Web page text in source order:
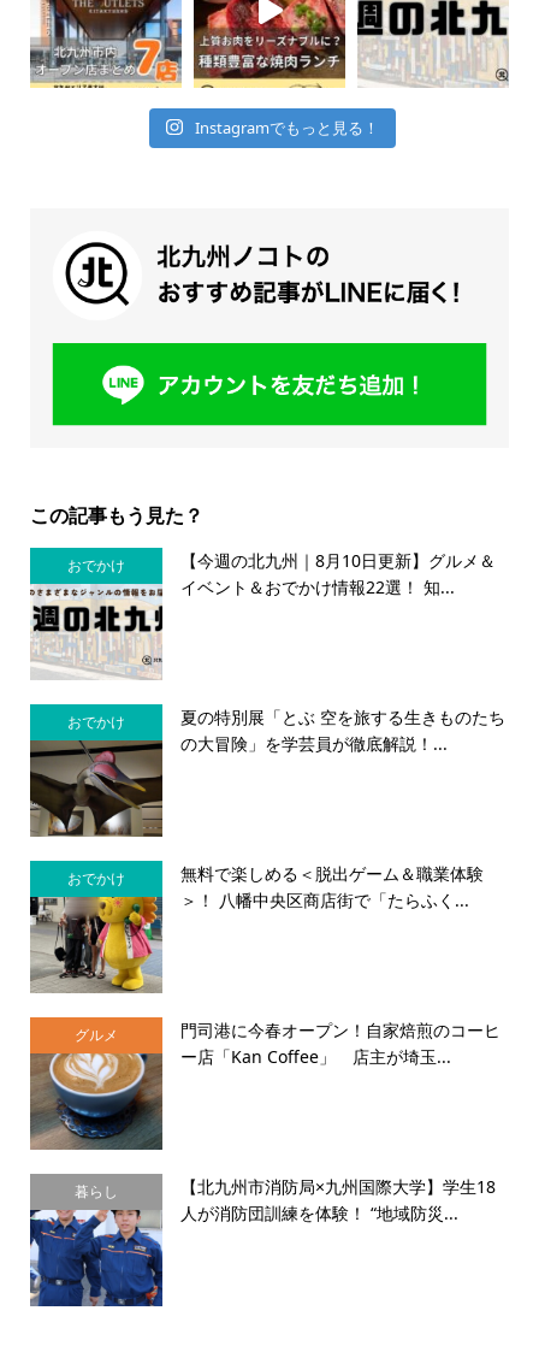
Instagramでもっと見る！
この記事もう見た？
おでかけ
【今週の北九州｜8月10日更新】グルメ＆
イベント＆おでかけ情報22選！ 知...
おでかけ
夏の特別展「とぶ 空を旅する生きものたち
の大冒険」を学芸員が徹底解説！...
おでかけ
無料で楽しめる＜脱出ゲーム＆職業体験
＞！ 八幡中央区商店街で「たらふく...
グルメ
門司港に今春オープン！自家焙煎のコーヒ
ー店「Kan Coffee」 店主が埼玉...
暮らし
【北九州市消防局×九州国際大学】学生18
人が消防団訓練を体験！ “地域防災...